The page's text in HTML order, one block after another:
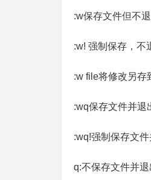
:w保存文件但不
:w! 强制保存，不
:w file将修改另存
:wq保存文件并退
:wq!强制保存文
q:不保存文件并